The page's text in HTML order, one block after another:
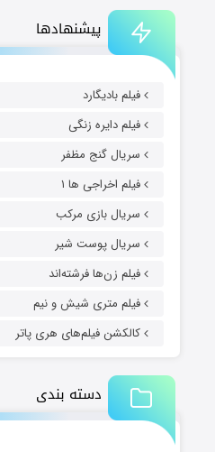
پیشنهادها
فیلم بادیگارد
فیلم دایره زنگی
سریال گنج مظفر
فیلم اخراجی ها ۱
سریال بازی مرکب
سریال پوست شیر
فیلم زن‌ها فرشته‌اند
فیلم متری شیش و نیم
کالکشن فیلم‌های هری پاتر
دسته بندی